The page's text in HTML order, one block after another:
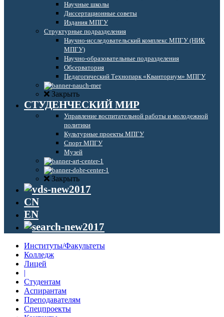
Научные школы
Диссертационные советы
Издания МПГУ
Структурные подразделения
Научно-исследовательский комплекс МПГУ (НИК
МПГУ)
Научно-образовательные подразделения
Обсерватория
Педагогический Технопарк «Кванториум» МПГУ
Закрыть
СТУДЕНЧЕСКИЙ МИР
Управление воспитательной работы и молодежной
политики
Культурные проекты МПГУ
Спорт МПГУ
Музей
Закрыть
CN
EN
Институты/Факультеты
Колледж
Лицей
|
Студентам
Аспирантам
Преподавателям
Спецпроекты